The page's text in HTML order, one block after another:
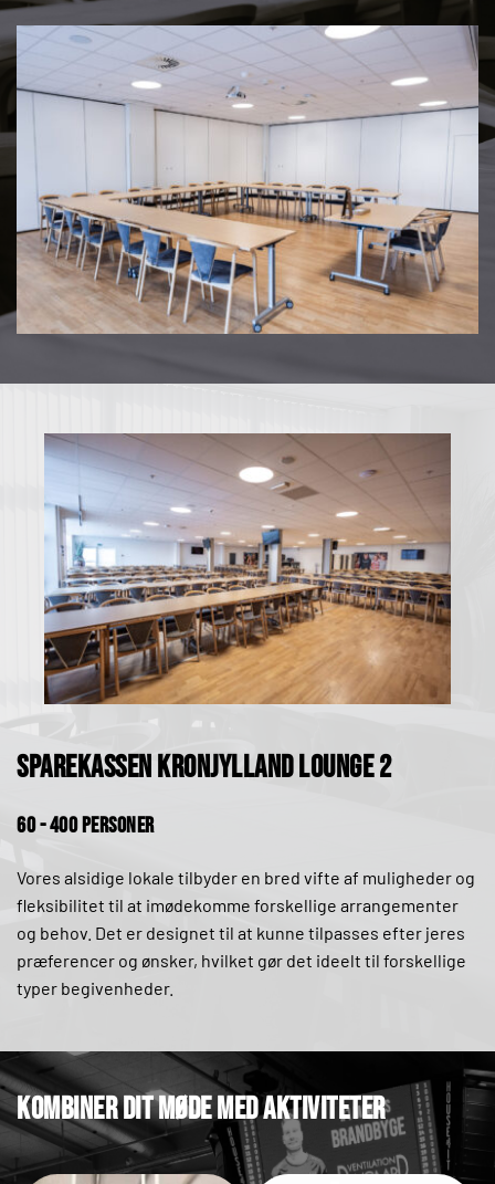
sparekassen kronjylland lounge 2
60 - 400 personer
Vores alsidige lokale tilbyder en bred vifte af muligheder og
fleksibilitet til at imødekomme forskellige arrangementer
og behov. Det er designet til at kunne tilpasses efter jeres
præferencer og ønsker, hvilket gør det ideelt til forskellige
typer begivenheder.
Kombiner dit møde med aktiviteter